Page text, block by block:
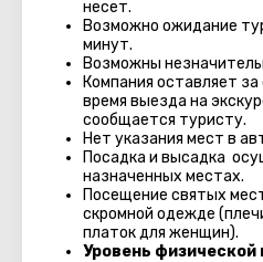
несет.
Возможно ожидание
минут.
Возможны
Компания оставляет
время выезда на
сообщается туристу.
Нет указания мест в
Посадка и высадка
назначенных местах.
Посещение святых
скромной одежде
платок для женщин).
Уровень физической